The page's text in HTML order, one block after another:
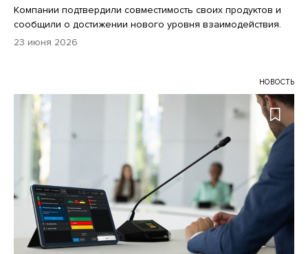
Компании подтвердили совместимость своих продуктов и
сообщили о достижении нового уровня взаимодействия.
23 июня 2026
НОВОСТЬ